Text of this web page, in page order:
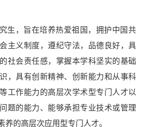
生，旨在培养热爱祖国，拥护中国共
主义制度，遵纪守法，品德良好，具
社会责任感，掌握本学科坚实的基础
，具有创新精神、创新能力和从事科
工作能力的高层次学术型专门人才以
题的能力、能够承担专业技术或管理
养的高层次应用型专门人才。